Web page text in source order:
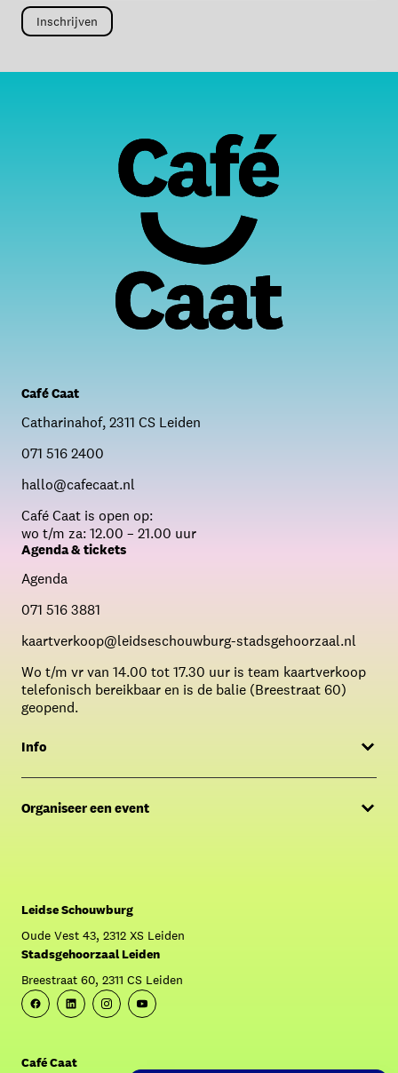
Café Caat
Catharinahof, 2311 CS Leiden
071 516 2400
hallo@cafecaat.nl
Café Caat is open op:
wo t/m za: 12.00 – 21.00 uur
Agenda & tickets
Agenda
071 516 3881
kaartverkoop@leidseschouwburg-stadsgehoorzaal.nl
Wo t/m vr van 14.00 tot 17.30 uur is team kaartverkoop
telefonisch bereikbaar en is de balie (Breestraat 60)
geopend.
Info
FAQ
Organiseer een event
Leidse Schouwburg
Oude Vest 43, 2312 XS Leiden
Stadsgehoorzaal Leiden
Breestraat 60, 2311 CS Leiden
FacebookLinkedinInstagramYoutube
Café Caat